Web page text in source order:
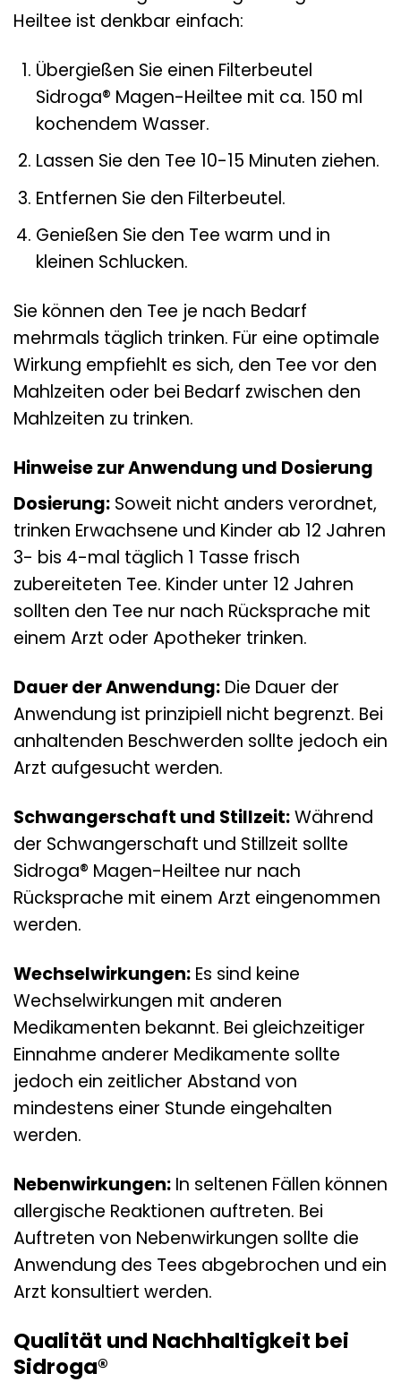
Heiltee ist denkbar einfach:
Übergießen Sie einen Filterbeutel
Sidroga® Magen-Heiltee mit ca. 150 ml
kochendem Wasser.
Lassen Sie den Tee 10-15 Minuten ziehen.
Entfernen Sie den Filterbeutel.
Genießen Sie den Tee warm und in
kleinen Schlucken.
Sie können den Tee je nach Bedarf
mehrmals täglich trinken. Für eine optimale
Wirkung empfiehlt es sich, den Tee vor den
Mahlzeiten oder bei Bedarf zwischen den
Mahlzeiten zu trinken.
Hinweise zur Anwendung und Dosierung
Dosierung: Soweit nicht anders verordnet,
trinken Erwachsene und Kinder ab 12 Jahren
3- bis 4-mal täglich 1 Tasse frisch
zubereiteten Tee. Kinder unter 12 Jahren
sollten den Tee nur nach Rücksprache mit
einem Arzt oder Apotheker trinken.
Dauer der Anwendung: Die Dauer der
Anwendung ist prinzipiell nicht begrenzt. Bei
anhaltenden Beschwerden sollte jedoch ein
Arzt aufgesucht werden.
Schwangerschaft und Stillzeit:Während
der Schwangerschaft und Stillzeit sollte
Sidroga® Magen-Heiltee nur nach
Rücksprache mit einem Arzt eingenommen
werden.
Wechselwirkungen: Es sind keine
Wechselwirkungen mit anderen
Medikamenten bekannt. Bei gleichzeitiger
Einnahme anderer Medikamente sollte
jedoch ein zeitlicher Abstand von
mindestens einer Stunde eingehalten
werden.
Nebenwirkungen: In seltenen Fällen können
allergische Reaktionen auftreten. Bei
Auftreten von Nebenwirkungen sollte die
Anwendung des Tees abgebrochen und ein
Arzt konsultiert werden.
Qualität und Nachhaltigkeit bei
Sidroga®